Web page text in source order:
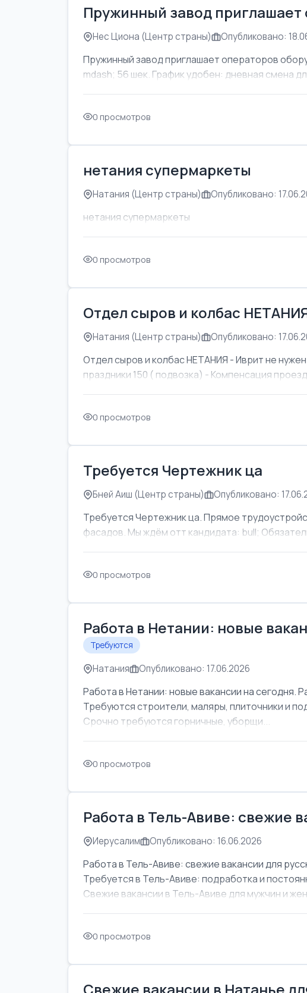
Пружинный завод
Нес Циона (Центр страны) Опубликовано:
Пружинный завод приглашает операторов
mdash; 56 шек. График удобен: дневная смена
0 просмотров
нетания супермаркеты
Натания (Центр страны) Опубликовано:
нетания супермаркеты
0 просмотров
Отдел сыров и колбас
Натания (Центр страны) Опубликовано:
Отдел сыров и колбас НЕТАНИЯ - Иврит не
праздники 150 ( подвозка) - Компенсация
0 просмотров
Требуется Чертежник ца
Бней Аиш (Центр страны) Опубликовано:
Требуется Чертежник ца. Прямое
фасадов. Мы ждём отт кандидата: bull;
0 просмотров
Работа в Нетании: новые
Требуются
Натания Опубликовано: 17.06.2026
Работа в Нетании: новые вакансии на сегодня.
Требуются строители, маляры, плиточники и
Срочно требуются горничные, уборщи...
0 просмотров
Работа в Тель-Авиве: свежие
Иерусалим Опубликовано: 16.06.2026
Работа в Тель-Авиве: свежие вакансии для
Требуется в Тель-Авиве: подработка и
Свежие вакансии в Тель-Авиве для мужчин и
0 просмотров